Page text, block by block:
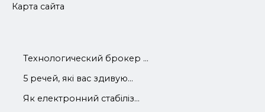
Карта сайта
Технологический брокер ...
5 речей, які вас здивую...
Як електронний стабіліз...